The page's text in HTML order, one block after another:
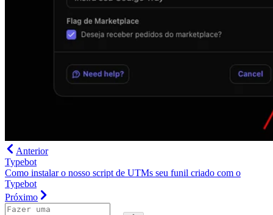
Anterior
Typebot
Como instalar o nosso script de UTMs seu funil criado com o
Typebot
Próximo